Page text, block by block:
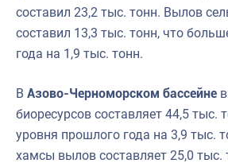
составил 23,2 тыс. тонн. Вылов
составил 13,3 тыс. тонн, что
года на 1,9 тыс. тонн.
В Азово-Черноморском бассейне
биоресурсов составляет 44,5 тыс.
уровня прошлого года на 3,9 тыс.
хамсы вылов составляет 25,0 тыс.